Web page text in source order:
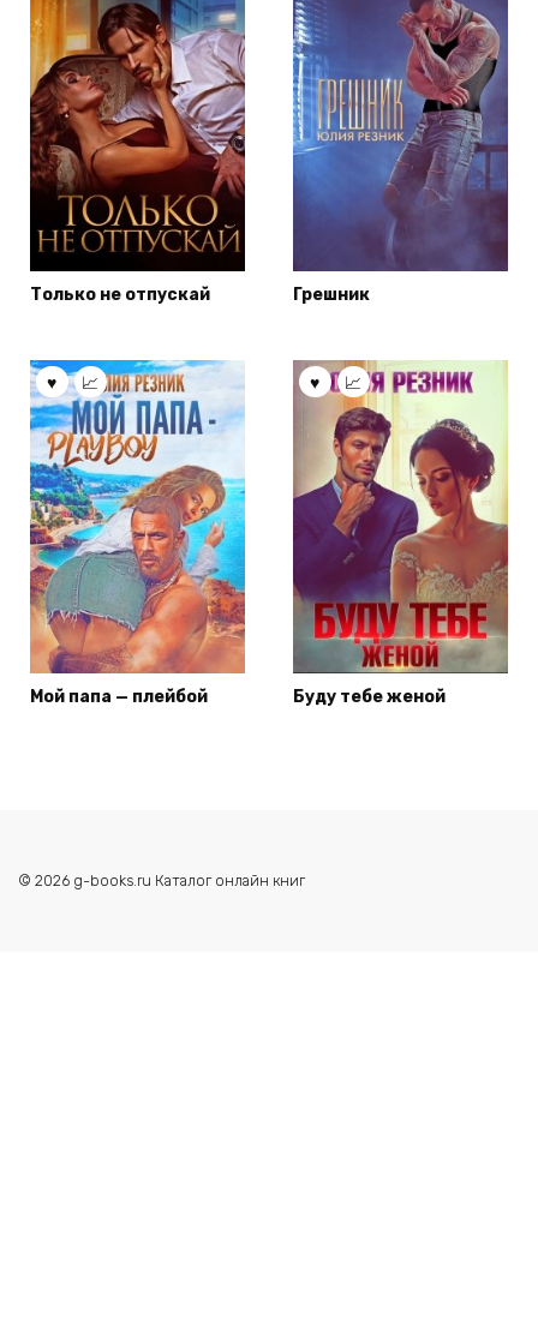
Только не отпускай Грешник
Мой папа — плейбой Буду тебе женой
© 2026 g-books.ru Каталог онлайн книг